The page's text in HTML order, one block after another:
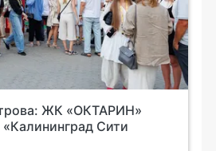
ЖК «ОКТАРИН»
Сити